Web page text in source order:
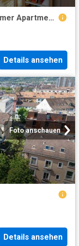
Tauschimmobilie: Modernes 1 Zimmer Apartment im Herzen von Zürich
Details ansehen
Foto anschauen
Details ansehen